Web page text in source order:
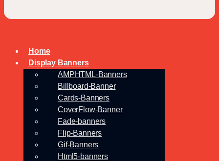
Home
Display Banners
AMPHTML-Banners
Billboard-Banner
Cards-Banners
CoverFlow-Banner
Fade-banners
Flip-Banners
Gif-Banners
Html5-banners